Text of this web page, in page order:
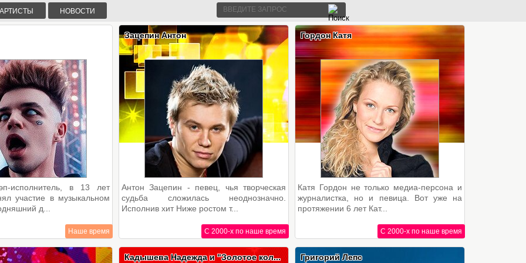
АРТИСТЫ НОВОСТИ
Наше время
исполнитель, в 13 лет
участие в музыкальном
д...
С 2000-х по наше время
Зацепин Антон
Антон Зацепин - певец, чья творческая
судьба сложилась неоднозначно.
Исполнив хит Ниже ростом т...
С 2000-х по наше время
Гордон Катя
Катя Гордон не только медиа-персона и
журналистка, но и певица. Вот уже на
протяжении 6 лет Кат...
Кадышева Надежда и "Золотое кол... Григорий Лепс